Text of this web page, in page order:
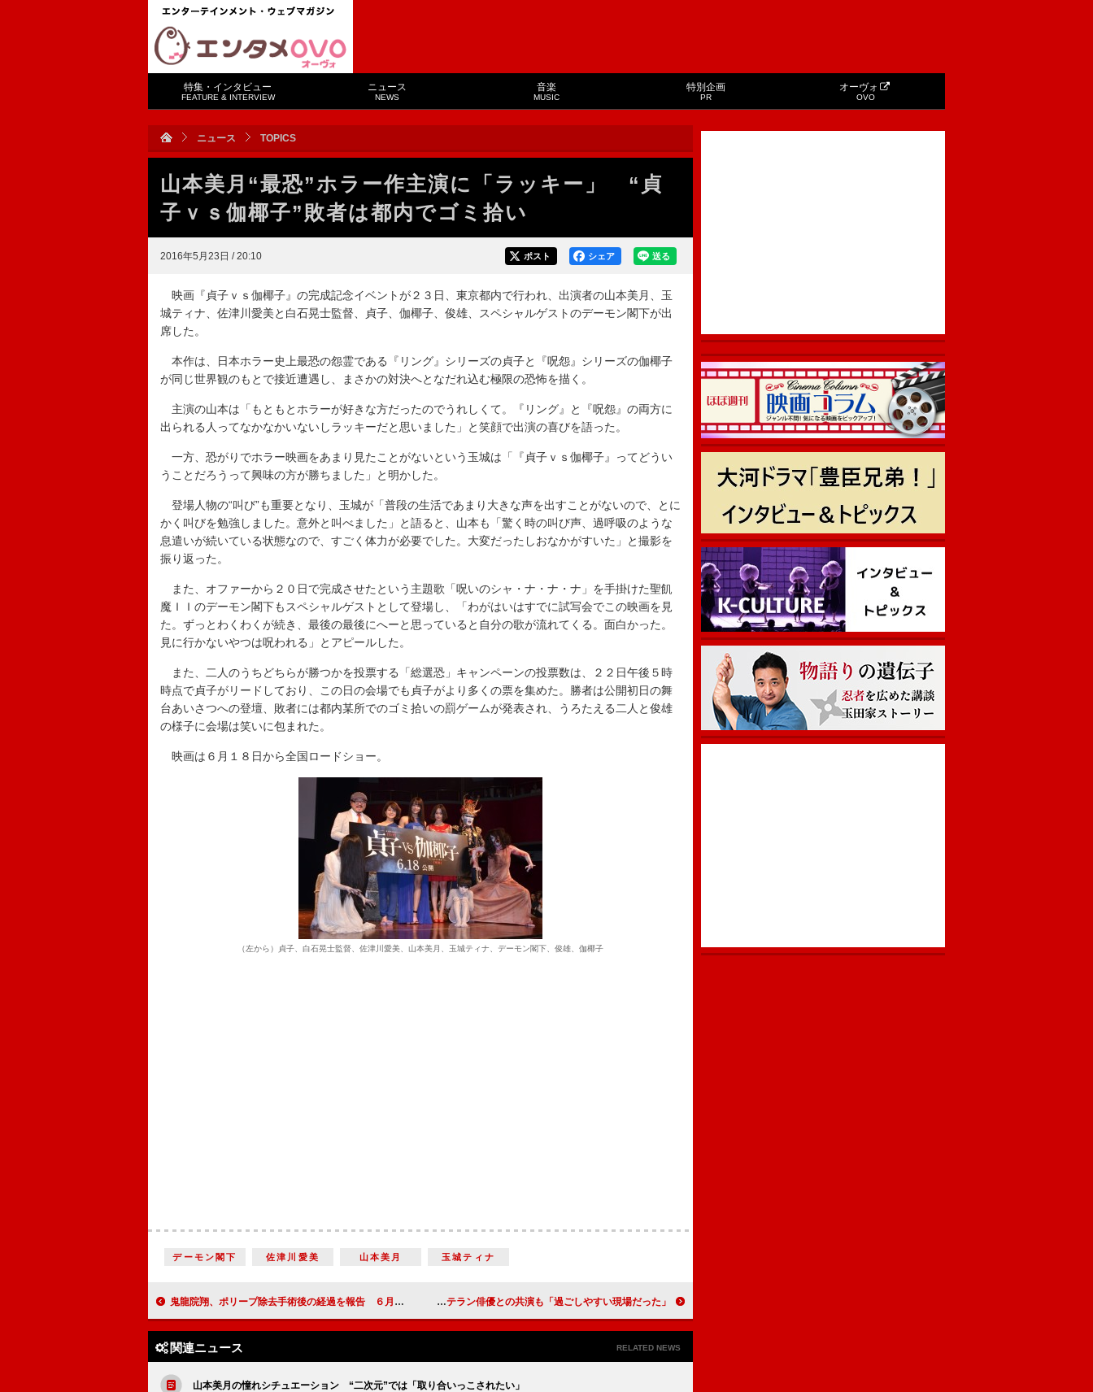
特集・インタビュー
FEATURE & INTERVIEW
ニュース
NEWS
音楽
MUSIC
特別企画
PR
オーヴォ
OVO
ニュース TOPICS
山本美月“最恐”ホラー作主演に「ラッキー」 “貞
子ｖｓ伽椰子”敗者は都内でゴミ拾い
2016年5月23日 / 20:10 送る
シェア
ポスト
映画『貞子ｖｓ伽椰子』の完成記念イベントが２３日、東京都内で行われ、出演者の山本美月、玉
城ティナ、佐津川愛美と白石晃士監督、貞子、伽椰子、俊雄、スペシャルゲストのデーモン閣下が出
席した。
本作は、日本ホラー史上最恐の怨霊である『リング』シリーズの貞子と『呪怨』シリーズの伽椰子
が同じ世界観のもとで接近遭遇し、まさかの対決へとなだれ込む極限の恐怖を描く。
主演の山本は「もともとホラーが好きな方だったのでうれしくて。『リング』と『呪怨』の両方に
出られる人ってなかなかいないしラッキーだと思いました」と笑顔で出演の喜びを語った。
一方、恐がりでホラー映画をあまり見たことがないという玉城は「『貞子ｖｓ伽椰子』ってどうい
うことだろうって興味の方が勝ちました」と明かした。
登場人物の“叫び”も重要となり、玉城が「普段の生活であまり大きな声を出すことがないので、とに
かく叫びを勉強しました。意外と叫べました」と語ると、山本も「驚く時の叫び声、過呼吸のような
息遣いが続いている状態なので、すごく体力が必要でした。大変だったしおなかがすいた」と撮影を
振り返った。
また、オファーから２０日で完成させたという主題歌「呪いのシャ・ナ・ナ・ナ」を手掛けた聖飢
魔ＩＩのデーモン閣下もスペシャルゲストとして登場し、「わがはいはすでに試写会でこの映画を見
た。ずっとわくわくが続き、最後の最後にへーと思っていると自分の歌が流れてくる。面白かった。
見に行かないやつは呪われる」とアピールした。
また、二人のうちどちらが勝つかを投票する「総選恐」キャンペーンの投票数は、２２日午後５時
時点で貞子がリードしており、この日の会場でも貞子がより多くの票を集めた。勝者は公開初日の舞
台あいさつへの登壇、敗者には都内某所でのゴミ拾いの罰ゲームが発表され、うろたえる二人と俊雄
の様子に会場は笑いに包まれた。
映画は６月１８日から全国ロードショー。
（左から）貞子、白石晃士監督、佐津川愛美、山本美月、玉城ティナ、デーモン閣下、俊雄、伽椰子
デーモン閣下 佐津川愛美 山本美月 玉城ティナ
鬼龍院翔、ポリープ除去手術後の経過を報告 ６月の全国ツアーに向けリハビリも 有村架純「原作を読んで涙が出た」 ベテラン俳優との共演も「過ごしやすい現場だった」
関連ニュース RELATED NEWS
山本美月の憧れシチュエーション “二次元”では「取り合いっこされたい」